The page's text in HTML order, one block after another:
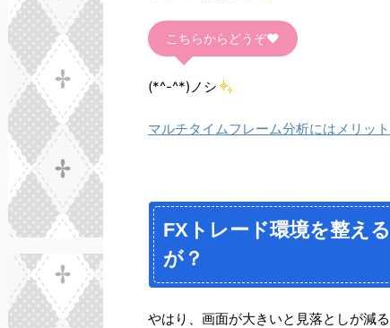
こちらからどうぞ♥
(*^-^*)ノシ
マルチタイムフレーム分析にはメリッ
FXトレード環境を整え
が？
やはり、画面が大きいと見落としが減る